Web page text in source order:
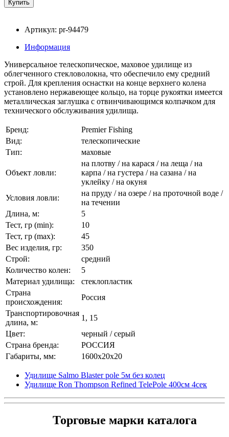
Артикул: pr-94479
Информация
Универсальное телескопическое, маховое удилище из
облегченного стекловолокна, что обеспечило ему средний
строй. Для крепления оснастки на конце верхнего колена
установлено нержавеющее кольцо, на торце рукоятки имеется
металлическая заглушка с отвинчивающимся колпачком для
технического обслуживания удилища.
Бренд:
Premier Fishing
Вид:
телескопические
Тип:
маховые
Объект ловли:
на плотву / на карася / на леща / на
карпа / на густера / на сазана / на
уклейку / на окуня
Условия ловли:
на пруду / на озере / на проточной воде /
на течении
Длина, м:
5
Тест, гр (min):
10
Тест, гр (max):
45
Вес изделия, гр:
350
Строй:
средний
Количество колен:
5
Материал удилища:
стеклопластик
Страна
происхождения:
Россия
Транспортировочная
длина, м:
1, 15
Цвет:
черный / серый
Страна бренда:
РОССИЯ
Габариты, мм:
1600x20x20
Удилище Salmo Blaster pole 5м без колец
Удилище Ron Thompson Refined TelePole 400см 4сек
Торговые марки каталога